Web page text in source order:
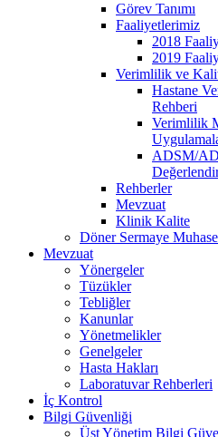
Görev Tanımı
Faaliyetlerimiz
2018
2019
Verimlilik ve
Hastane
Rehberi
Verimlilik
ADSM/
Rehberler
Mevzuat
Klinik Kalite
Döner Sermaye
Mevzuat
Yönergeler
Tüzükler
Tebliğler
Kanunlar
Yönetmelikler
Genelgeler
Hasta Hakları
Laboratuvar Rehberleri
İç Kontrol
Bilgi Güvenliği
Üst Yönetim Bilgi